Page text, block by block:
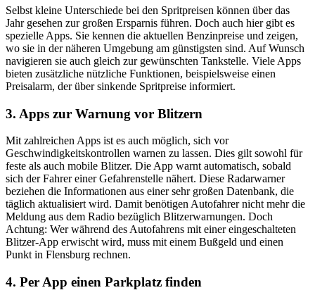
Selbst kleine Unterschiede bei den Spritpreisen können über das
Jahr gesehen zur großen Ersparnis führen. Doch auch hier gibt es
spezielle Apps. Sie kennen die aktuellen Benzinpreise und zeigen,
wo sie in der näheren Umgebung am günstigsten sind. Auf Wunsch
navigieren sie auch gleich zur gewünschten Tankstelle. Viele Apps
bieten zusätzliche nützliche Funktionen, beispielsweise einen
Preisalarm, der über sinkende Spritpreise informiert.
3. Apps zur Warnung vor Blitzern
Mit zahlreichen Apps ist es auch möglich, sich vor
Geschwindigkeitskontrollen warnen zu lassen. Dies gilt sowohl für
feste als auch mobile Blitzer. Die App warnt automatisch, sobald
sich der Fahrer einer Gefahrenstelle nähert. Diese Radarwarner
beziehen die Informationen aus einer sehr großen Datenbank, die
täglich aktualisiert wird. Damit benötigen Autofahrer nicht mehr die
Meldung aus dem Radio bezüglich Blitzerwarnungen. Doch
Achtung: Wer während des Autofahrens mit einer eingeschalteten
Blitzer-App erwischt wird, muss mit einem Bußgeld und einen
Punkt in Flensburg rechnen.
4. Per App einen Parkplatz finden